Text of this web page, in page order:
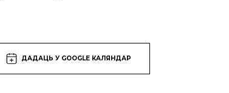
ДАДАЦЬ У GOOGLE КАЛЯНДАР